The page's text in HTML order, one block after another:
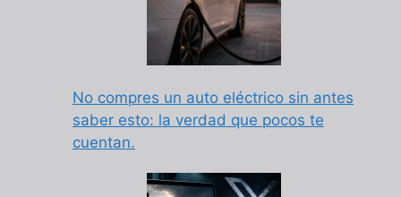
No compres un auto eléctrico sin antes
saber esto: la verdad que pocos te
cuentan.